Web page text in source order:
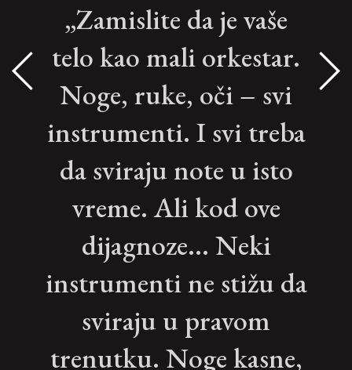
„Zamislite da je vaše
telo kao mali orkestar.
Noge, ruke, oči – svi
instrumenti. I svi treba
da sviraju note u isto
vreme. Ali kod ove
dijagnoze... Neki
instrumenti ne stižu da
sviraju u pravom
trenutku. Noge kasne,